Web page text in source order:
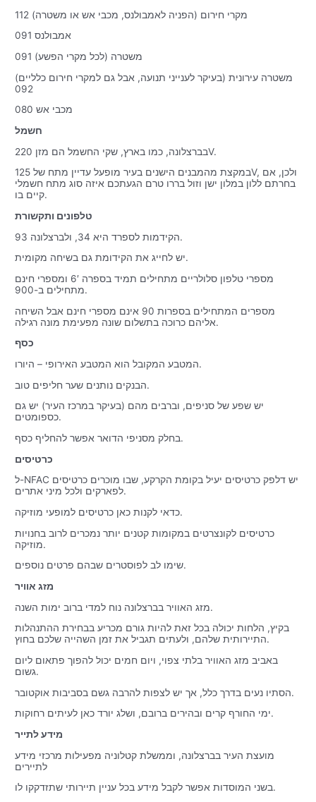
מקרי חירום (הפניה לאמבולנס, מכבי אש או משטרה) 112
אמבולנס 091
משטרה (לכל מקרי הפשע) 091
משטרה עירונית (בעיקר לענייני תנועה, אבל גם למקרי חירום כלליים)
092
מכבי אש 080
חשמל
בברצלונה, כמו בארץ, שקי החשמל הם מזן 220V.
במקצת מהמבנים הישנים בעיר מופעל עדיין מתח של 125V, ולכן, אם
בחרתם ללון במלון ישן וזול בררו טרם הגעתכם איזה סוג מתח חשמלי
קיים בו.
טלפונים ותקשורת
הקידמות לספרד היא 34, ולברצלונה 93.
יש לחייג את הקידומת גם בשיחה מקומית.
מספרי טלפון סלולריים מתחילים תמיד בספרה 6′ ומספרי חינם
מתחילים ב-900.
מספרים המתחילים בספרות 90 אינם מספרי חינם אבל השיחה
אליהם כרוכה בתשלום שונה מפעימת מונה רגילה.
כסף
המטבע המקובל הוא המטבע האירופי – היורו.
הבנקים נותנים שער חליפים טוב.
יש שפע של סניפים, וברבים מהם (בעיקר במרכז העיר) יש גם
כספומטים.
בחלק מסניפי הדואר אפשר להחליף כסף.
כרטיסים
ל-NFAC יש דלפק כרטיסים יעיל בקומת הקרקע, שבו מוכרים כרטיסים
לפארקים ולכל מיני אתרים.
כדאי לקנות כאן כרטיסים למופעי מוזיקה.
כרטיסים לקונצרטים במקומות קטנים יותר נמכרים לרוב בחנויות
מוזיקה.
שימו לב לפוסטרים שבהם פרטים נוספים.
מזג אוויר
מזג האוויר בברצלונה נוח למדי ברוב ימות השנה.
בקיץ, הלחות יכולה בכל זאת להיות גורם מכריע בבחירת ההתנהלות
התיירותית שלהם, ולעתים תגביל את זמן השהייה שלכם בחוץ.
באביב מזג האוויר בלתי צפוי, ויום חמים יכול להפוך פתאום ליום
גשום.
הסתיו נעים בדרך כלל, אך יש לצפות להרבה גשם בסביבות אוקטובר.
ימי החורף קרים ובהירים ברובם, ושלג יורד כאן לעיתים רחוקות.
מידע לתייר
מועצת העיר בברצלונה, וממשלת קטלוניה מפעילות מרכזי מידע
לתיירים
בשני המוסדות אפשר לקבל מידע בכל עניין תיירותי שתזדקקו לו.